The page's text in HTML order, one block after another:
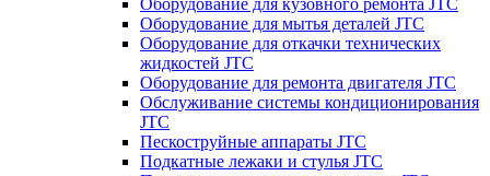
Оборудование для мытья деталей JTC
Оборудование для откачки технических
жидкостей JTC
Оборудование для ремонта двигателя JTC
Обслуживание системы кондиционирования
JTC
Пескоструйные аппараты JTC
Подкатные лежаки и стулья JTC